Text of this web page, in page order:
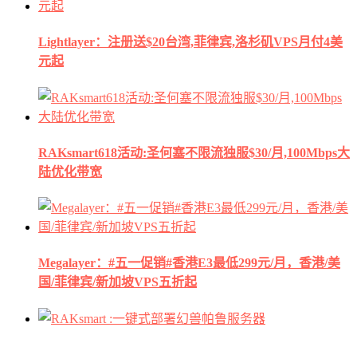
Lightlayer：注册送$20台湾,菲律宾,洛杉矶VPS月付4美
元起
RAKsmart618活动:圣何塞不限流独服$30/月,100Mbps大
陆优化带宽
Megalayer：#五一促销#香港E3最低299元/月，香港/美
国/菲律宾/新加坡VPS五折起